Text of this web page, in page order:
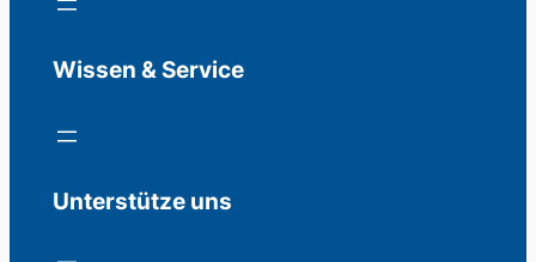
Wissen & Service
Unterstütze uns